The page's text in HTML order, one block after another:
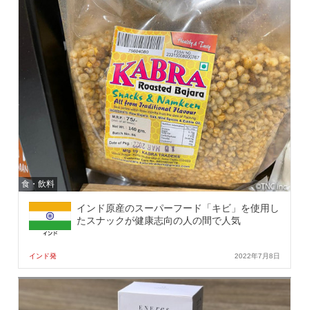
食・飲料
インド原産のスーパーフード「キビ」を使用し
たスナックが健康志向の人の間で人気
インド発 2022年7月8日